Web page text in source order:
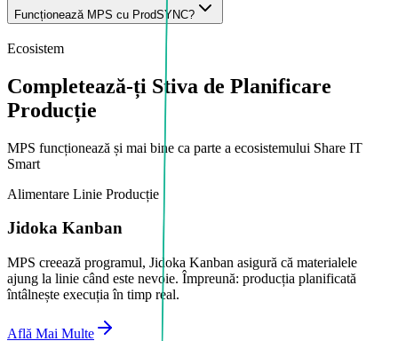
Funcționează MPS cu ProdSYNC?
Ecosistem
Completează-ți Stiva de Planificare
Producție
MPS funcționează și mai bine ca parte a ecosistemului Share IT
Smart
Alimentare Linie Producție
Jidoka Kanban
MPS creează programul, Jidoka Kanban asigură că materialele
ajung la linie când este nevoie. Împreună: producția planificată
întâlnește execuția în timp real.
Află Mai Multe